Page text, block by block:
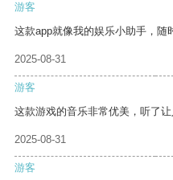
游客
这款app就像我的娱乐小助手，随
2025-08-31
游客
这款游戏的音乐非常优美，听了让
2025-08-31
游客